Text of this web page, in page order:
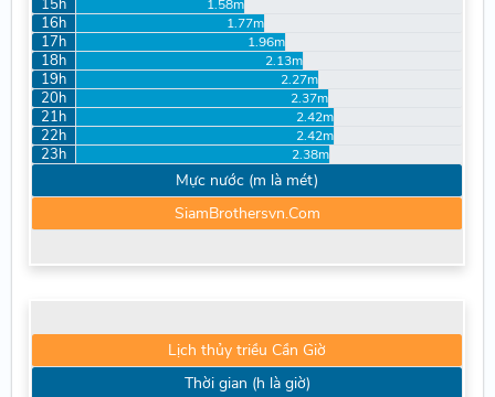
15h 1.58m
16h 1.77m
17h 1.96m
18h 2.13m
19h 2.27m
20h 2.37m
21h 2.42m
22h 2.42m
23h 2.38m
Mực nước (m là mét)
SiamBrothersvn.Com
Lịch thủy triều Cần Giờ
Thời gian (h là giờ)